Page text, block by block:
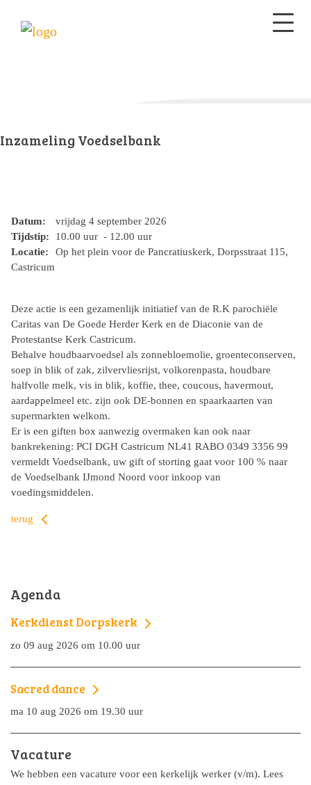
Inzameling Voedselbank
Datum:
vrijdag 4 september 2026
Tijdstip:
10.00 uur - 12.00 uur
Locatie:
Op het plein voor de Pancratiuskerk, Dorpsstraat 115,
Castricum
Deze actie is een gezamenlijk initiatief van de R.K parochiële
Caritas van De Goede Herder Kerk en de Diaconie van de
Protestantse Kerk Castricum.
Behalve houdbaarvoedsel als zonnebloemolie, groenteconserven,
soep in blik of zak, zilvervliesrijst, volkorenpasta, houdbare
halfvolle melk, vis in blik, koffie, thee, coucous, havermout,
aardappelmeel etc. zijn ook DE-bonnen en spaarkaarten van
supermarkten welkom.
Er is een giften box aanwezig overmaken kan ook naar
bankrekening: PCI DGH Castricum NL41 RABO 0349 3356 99
vermeldt Voedselbank, uw gift of storting gaat voor 100 % naar
de Voedselbank IJmond Noord voor inkoop van
voedingsmiddelen.
terug
Agenda
Kerkdienst Dorpskerk
zo 09 aug 2026 om 10.00 uur
Sacred dance
ma 10 aug 2026 om 19.30 uur
Vacature
We hebben een vacature voor een kerkelijk werker (v/m). Lees